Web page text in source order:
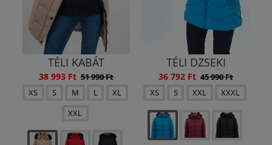
TÉLI KABÁT
38 993 Ft 51 990 Ft
XS
S M L
XL
XXL
TÉLI DZSEKI
36 792 Ft 45 990 Ft
XS
S XXL XXXL